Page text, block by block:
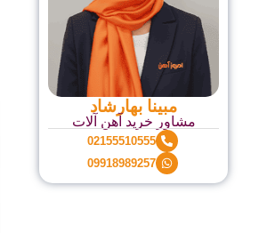
مبینا بهارشاد
مشاور خرید آهن آلات
02155510555
09918989257